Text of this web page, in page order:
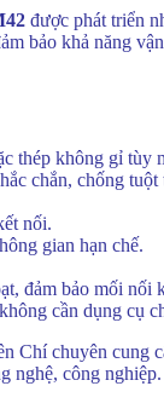
được phát triển
bảo khả năng
thép không gỉ tùy
chắn, chống
nối.
gian hạn chế.
đảm bảo mối nối
cần dụng cụ
Chí chuyên cung
nghệ, công nghiệp.